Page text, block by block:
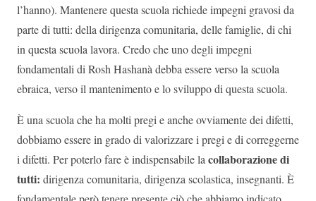
l’hanno). Mantenere questa scuola richiede impegni gravosi da
parte di tutti: della dirigenza comunitaria, delle famiglie, di chi
in questa scuola lavora. Credo che uno degli impegni
fondamentali di Rosh Hashanà debba essere verso la scuola
ebraica, verso il mantenimento e lo sviluppo di questa scuola.
È una scuola che ha molti pregi e anche ovviamente dei difetti,
dobbiamo essere in grado di valorizzare i pregi e di correggerne
i difetti. Per poterlo fare è indispensabile lacollaborazione di
tutti: dirigenza comunitaria, dirigenza scolastica, insegnanti. È